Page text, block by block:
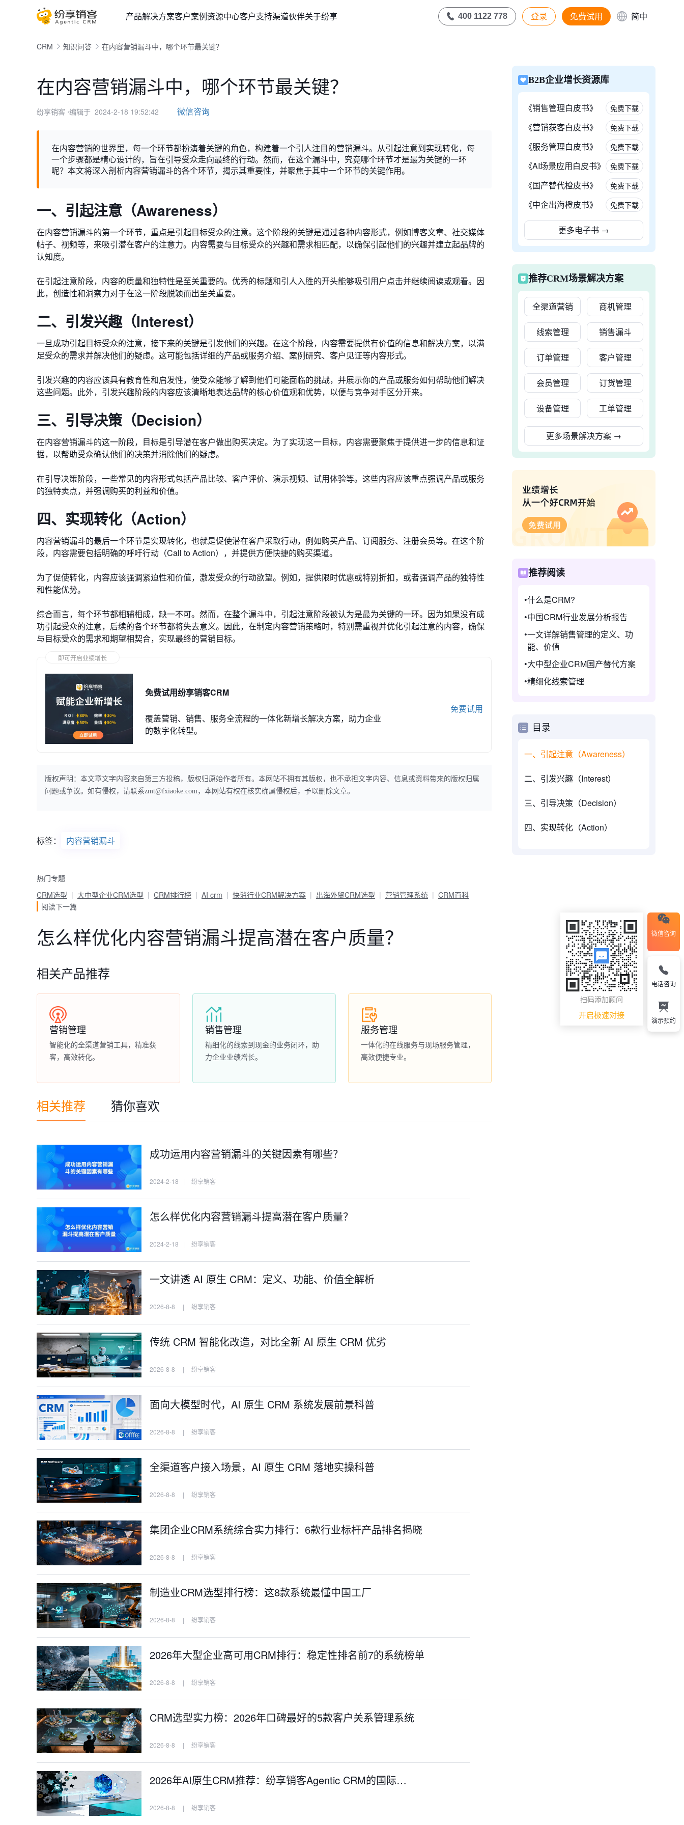
产品解决方案客户案例资源中心客户支持渠道伙伴关于纷享 400 1122 778 登录 免费试用 简中
CRM 知识问答 在内容营销漏斗中，哪个环节最关键？
在内容营销漏斗中，哪个环节最关键？
纷享销客 ⋅编辑于 2024-2-18 19:52:42 微信咨询
在内容营销的世界里，每一个环节都扮演着关键的角色，构建着一个引人注目的营销漏斗。从引起注意到实现转化，每
一个步骤都是精心设计的，旨在引导受众走向最终的行动。然而，在这个漏斗中，究竟哪个环节才是最为关键的一环
呢？本文将深入剖析内容营销漏斗的各个环节，揭示其重要性，并聚焦于其中一个环节的关键作用。
一、引起注意（Awareness）
在内容营销漏斗的第一个环节，重点是引起目标受众的注意。这个阶段的关键是通过各种内容形式，例如博客文章、社交媒体
帖子、视频等，来吸引潜在客户的注意力。内容需要与目标受众的兴趣和需求相匹配，以确保引起他们的兴趣并建立起品牌的
认知度。
在引起注意阶段，内容的质量和独特性是至关重要的。优秀的标题和引人入胜的开头能够吸引用户点击并继续阅读或观看。因
此，创造性和洞察力对于在这一阶段脱颖而出至关重要。
二、引发兴趣（Interest）
一旦成功引起目标受众的注意，接下来的关键是引发他们的兴趣。在这个阶段，内容需要提供有价值的信息和解决方案，以满
足受众的需求并解决他们的疑虑。这可能包括详细的产品或服务介绍、案例研究、客户见证等内容形式。
引发兴趣的内容应该具有教育性和启发性，使受众能够了解到他们可能面临的挑战，并展示你的产品或服务如何帮助他们解决
这些问题。此外，引发兴趣阶段的内容应该清晰地表达品牌的核心价值观和优势，以便与竞争对手区分开来。
三、引导决策（Decision）
在内容营销漏斗的这一阶段，目标是引导潜在客户做出购买决定。为了实现这一目标，内容需要聚焦于提供进一步的信息和证
据，以帮助受众确认他们的决策并消除他们的疑虑。
在引导决策阶段，一些常见的内容形式包括产品比较、客户评价、演示视频、试用体验等。这些内容应该重点强调产品或服务
的独特卖点，并强调购买的利益和价值。
四、实现转化（Action）
内容营销漏斗的最后一个环节是实现转化，也就是促使潜在客户采取行动，例如购买产品、订阅服务、注册会员等。在这个阶
段，内容需要包括明确的呼吁行动（Call to Action），并提供方便快捷的购买渠道。
为了促使转化，内容应该强调紧迫性和价值，激发受众的行动欲望。例如，提供限时优惠或特别折扣，或者强调产品的独特性
和性能优势。
综合而言，每个环节都相辅相成，缺一不可。然而，在整个漏斗中，引起注意阶段被认为是最为关键的一环。因为如果没有成
功引起受众的注意，后续的各个环节都将失去意义。因此，在制定内容营销策略时，特别需重视并优化引起注意的内容，确保
与目标受众的需求和期望相契合，实现最终的营销目标。
即可开启业绩增长
免费试用纷享销客CRM
覆盖营销、销售、服务全流程的一体化新增长解决方案，助力企业
的数字化转型。
免费试用
版权声明：本文章文字内容来自第三方投稿，版权归原始作者所有。本网站不拥有其版权，也不承担文字内容、信息或资料带来的版权归属
问题或争议。如有侵权，请联系zmt@fxiaoke.com，本网站有权在核实确属侵权后，予以删除文章。
标签： 内容营销漏斗
热门专题
CRM选型
大中型企业CRM选型 CRM排行榜 AI crm 快消行业CRM解决方案 出海外贸CRM选型 营销管理系统
CRM百科
阅读下一篇
怎么样优化内容营销漏斗提高潜在客户质量？
相关产品推荐
营销管理
智能化的全渠道营销工具，精准获
客，高效转化。
销售管理
精细化的线索到现金的业务闭环，助
力企业业绩增长。
服务管理
一体化的在线服务与现场服务管理，
高效便捷专业。
B2B企业增长资源库
《销售管理白皮书》 免费下载
《营销获客白皮书》 免费下载
《服务管理白皮书》 免费下载
《AI场景应用白皮书》 免费下载
《国产替代橙皮书》 免费下载
《中企出海橙皮书》 免费下载
更多电子书 →
推荐CRM场景解决方案
全渠道营销 商机管理
线索管理 销售漏斗
订单管理 客户管理
会员管理 订货管理
设备管理 工单管理
更多场景解决方案 →
推荐阅读
什么是CRM?
中国CRM行业发展分析报告
一文详解销售管理的定义、功
能、价值
大中型企业CRM国产替代方案
精细化线索管理
目录
一、引起注意（Awareness）
二、引发兴趣（Interest）
三、引导决策（Decision）
四、实现转化（Action）
相关推荐 猜你喜欢
成功运用内容营销漏斗的关键因素有哪些？
2024-2-18 | 纷享销客
怎么样优化内容营销漏斗提高潜在客户质量？
2024-2-18 | 纷享销客
一文讲透 AI 原生 CRM：定义、功能、价值全解析
2026-8-8 | 纷享销客
传统 CRM 智能化改造，对比全新 AI 原生 CRM 优劣
2026-8-8 | 纷享销客
面向大模型时代，AI 原生 CRM 系统发展前景科普
2026-8-8 | 纷享销客
全渠道客户接入场景，AI 原生 CRM 落地实操科普
2026-8-8 | 纷享销客
集团企业CRM系统综合实力排行：6款行业标杆产品排名揭晓
2026-8-8 | 纷享销客
制造业CRM选型排行榜：这8款系统最懂中国工厂
2026-8-8 | 纷享销客
2026年大型企业高可用CRM排行：稳定性排名前7的系统榜单
2026-8-8 | 纷享销客
CRM选型实力榜：2026年口碑最好的5款客户关系管理系统
2026-8-8 | 纷享销客
2026年AI原生CRM推荐：纷享销客Agentic CRM的国际…
2026-8-8 | 纷享销客
微信咨询
扫码添加顾问
开启极速对接
电话咨询
演示预约